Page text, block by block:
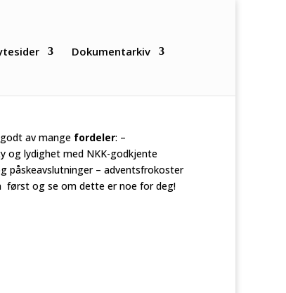
Dokumentarkiv
av mange fordeler: –
og lydighet med NKK-godkjente
påskeavslutninger – adventsfrokoster
først og se om dette er noe for deg!